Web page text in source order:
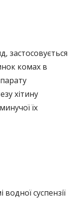
застосовується
комах в
хітину
їх
суспензії